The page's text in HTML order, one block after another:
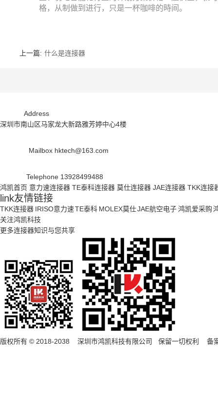
格，从制做到进行，只是一杯咖啡的時间。
上一篇: 什么是连接器
Address
深圳市南山区马家龙大新路雅芳婷中心4楼
Mailbox hktech@163.com
Telephone 13928499488
鸿凯首页 意力速连接器 TE泰科连接器 莫仕连接器 JAE连接器 TKK连接
link友情链接
TKK连接器 IRISO意力速TE泰科 MOLEX莫仕JAE航空电子鸿凯爱采购
关注鸿凯科技
更多连接器知识与您共享
版权所有 © 2018-2038 深圳市鸿凯科技有限公司 保留一切权利 备